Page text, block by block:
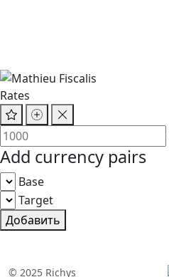
Rates
Add currency pairs
Base
Target
Добавить
© 2025 Richys